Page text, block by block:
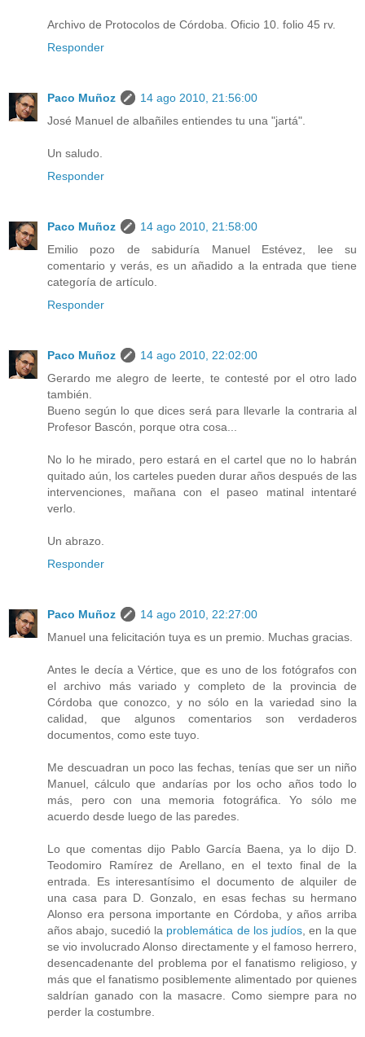
Archivo de Protocolos de Córdoba. Oficio 10. folio 45 rv.
Responder
Paco Muñoz
14 ago 2010, 21:56:00
José Manuel de albañiles entiendes tu una "jartá".
Un saludo.
Responder
Paco Muñoz
14 ago 2010, 21:58:00
Emilio pozo de sabiduría Manuel Estévez, lee su
comentario y verás, es un añadido a la entrada que tiene
categoría de artículo.
Responder
Paco Muñoz
14 ago 2010, 22:02:00
Gerardo me alegro de leerte, te contesté por el otro lado
también.
Bueno según lo que dices será para llevarle la contraria al
Profesor Bascón, porque otra cosa...
No lo he mirado, pero estará en el cartel que no lo habrán
quitado aún, los carteles pueden durar años después de las
intervenciones, mañana con el paseo matinal intentaré
verlo.
Un abrazo.
Responder
Paco Muñoz
14 ago 2010, 22:27:00
Manuel una felicitación tuya es un premio. Muchas gracias.
Antes le decía a Vértice, que es uno de los fotógrafos con
el archivo más variado y completo de la provincia de
Córdoba que conozco, y no sólo en la variedad sino la
calidad, que algunos comentarios son verdaderos
documentos, como este tuyo.
Me descuadran un poco las fechas, tenías que ser un niño
Manuel, cálculo que andarías por los ocho años todo lo
más, pero con una memoria fotográfica. Yo sólo me
acuerdo desde luego de las paredes.
Lo que comentas dijo Pablo García Baena, ya lo dijo D.
Teodomiro Ramírez de Arellano, en el texto final de la
entrada. Es interesantísimo el documento de alquiler de
una casa para D. Gonzalo, en esas fechas su hermano
Alonso era persona importante en Córdoba, y años arriba
años abajo, sucedió la problemática de los judíos, en la que
se vio involucrado Alonso directamente y el famoso herrero,
desencadenante del problema por el fanatismo religioso, y
más que el fanatismo posiblemente alimentado por quienes
saldrían ganado con la masacre. Como siempre para no
perder la costumbre.